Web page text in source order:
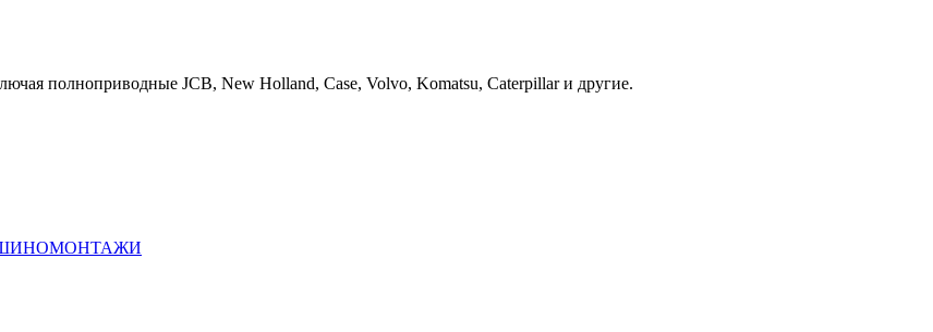
полноприводные JCB, New Holland, Case, Volvo, Komatsu, Caterpillar и другие.